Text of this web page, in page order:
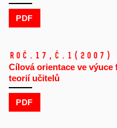
PDF
Roč.17, č.1 (2007)
Cílová orientace ve
teorií učitelů
PDF